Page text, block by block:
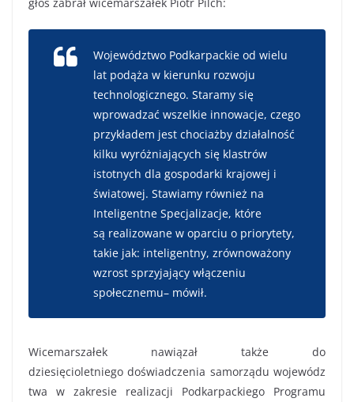
Województwo Podkarpackie od wielu
lat podąża w kierunku rozwoju
technologicznego. Staramy się
wprowadzać wszelkie innowacje, czego
przykładem jest chociażby działalność
kilku wyróżniających się klastrów
istotnych dla gospodarki krajowej i
światowej. Stawiamy również na
Inteligentne Specjalizacje, które
są realizowane w oparciu o priorytety,
takie jak: inteligentny, zrównoważony
wzrost sprzyjający włączeniu
społecznemu– mówił.
Wicemarszałek nawiązał także do
dziesięcioletniegodoświadczenia samorządu wojewódz
twa w zakresie realizacji Podkarpackiego Programu